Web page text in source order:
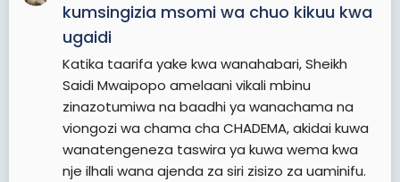
kumsingizia msomi wa chuo kikuu kwa
ugaidi
Katika taarifa yake kwa wanahabari, Sheikh
Saidi Mwaipopo amelaani vikali mbinu
zinazotumiwa na baadhi ya wanachama na
viongozi wa chama cha CHADEMA, akidai kuwa
wanatengeneza taswira ya kuwa wema kwa
nje ilhali wana ajenda za siri zisizo za uaminifu.